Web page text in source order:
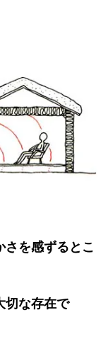
さを感ずるとこ
切な存在で